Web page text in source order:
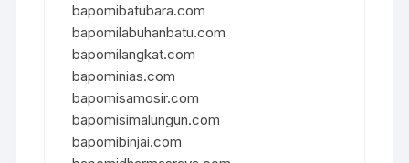
bapomibatubara.com
bapomilabuhanbatu.com
bapomilangkat.com
bapominias.com
bapomisamosir.com
bapomisimalungun.com
bapomibinjai.com